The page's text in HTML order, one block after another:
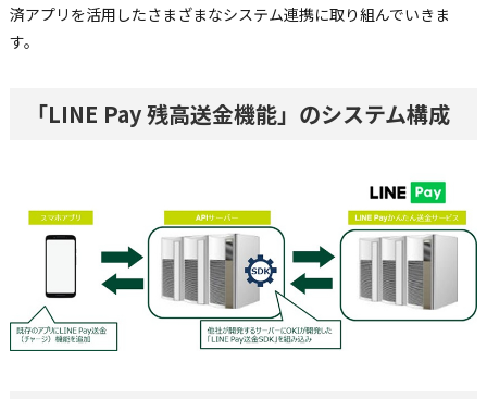
済アプリを活用したさまざまなシステム連携に取り組んでいきま
す。
「LINE Pay 残高送金機能」のシステム構成